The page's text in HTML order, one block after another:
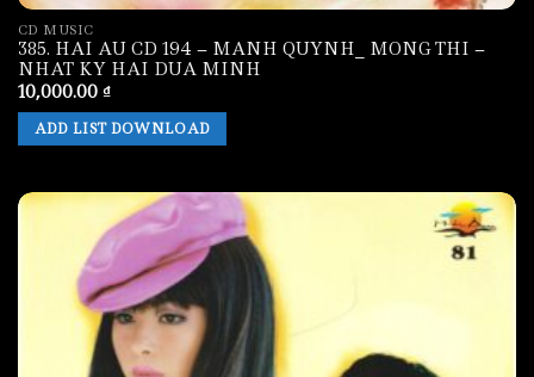
CD MUSIC
385. HAI AU CD 194 – MANH QUYNH_ MONG THI –
NHAT KY HAI DUA MINH
10,000.00 ₫
ADD LIST DOWNLOAD